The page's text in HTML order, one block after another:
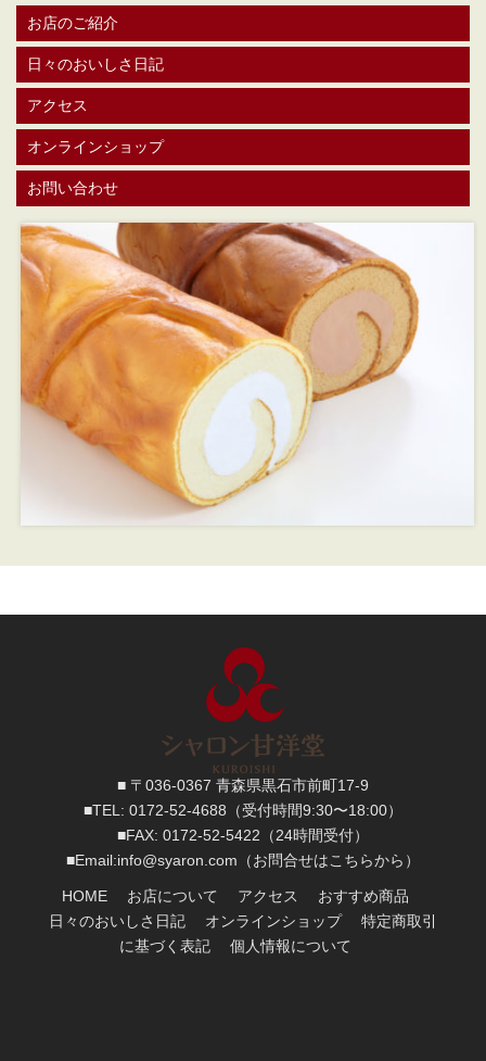
お店のご紹介
日々のおいしさ日記
アクセス
オンラインショップ
お問い合わせ
■ 〒036-0367 青森県黒石市前町17-9
■TEL: 0172-52-4688 （受付時間9:30〜18:00）
■FAX: 0172-52-5422 （24時間受付）
■Email:info@syaron.com （お問合せはこちらから）
HOME お店について アクセス
おすすめ商品
日々のおいしさ日記
オンラインショップ
特定商取引
に基づく表記
個人情報について